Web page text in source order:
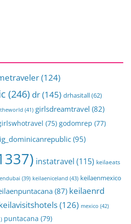
(124)
(246) dr(145) drhasitall(62)
(41) girlsdreamtravel (82)
(75) godomrep (77)
ig_dominicanrepublic (95)
instatravel (115) keilaeats
(39) keilaeniceland (43) keilaenmexico
(87) keilaenrd
(126) mexico (42)
puntacana (79)